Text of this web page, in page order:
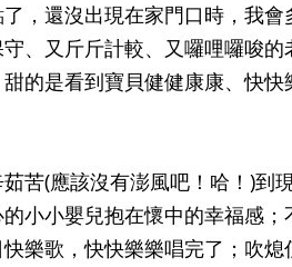
，還沒出現在家門口時，我會
、又斤斤計較、又囉哩囉唆的
甜的是看到寶貝健健康康、快快
(應該沒有澎風吧！哈！)到現
小小嬰兒抱在懷中的幸福感；
樂歌，快快樂樂唱完了；吹熄